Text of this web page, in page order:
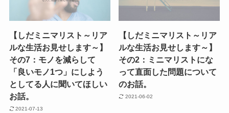
【しだミニマリスト～リア
ルな生活お見せします～】
その7：モノを減らして
「良いモノ1つ」にしよう
としてる人に聞いてほしい
お話。
2021-07-13
【しだミニマリスト～リア
ルな生活お見せします～】
その2：ミニマリストにな
って直面した問題について
のお話。
2021-06-02